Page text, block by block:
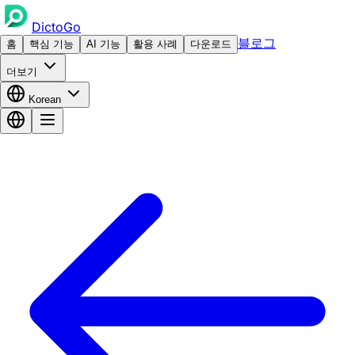
DictoGo
홈 핵심 기능 AI 기능 활용 사례 다운로드 블로그
더보기
Korean